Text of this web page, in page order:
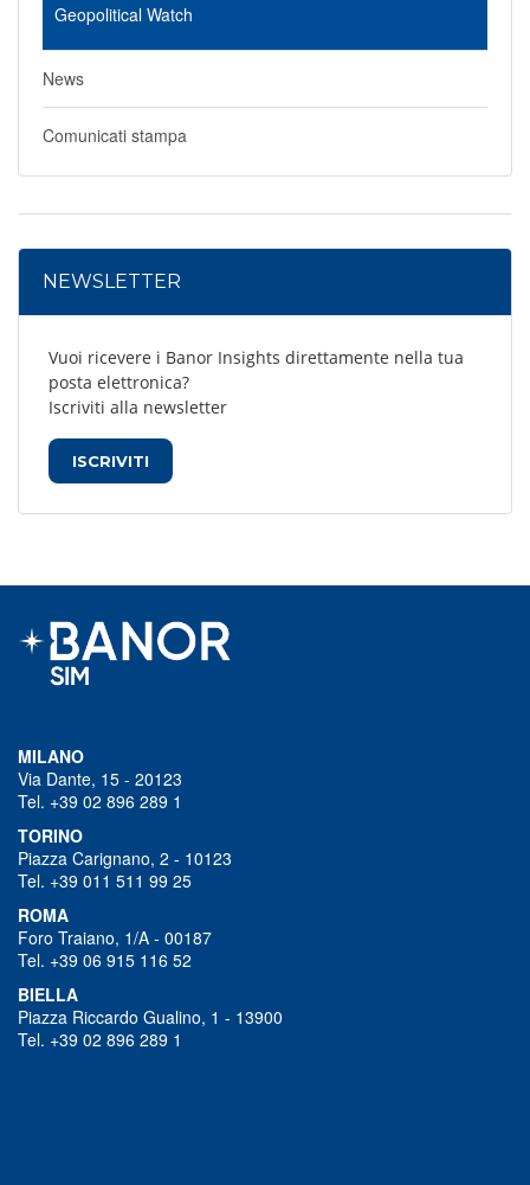
Geopolitical Watch
News
Comunicati stampa
NEWSLETTER
Vuoi ricevere i Banor Insights direttamente nella tua
posta elettronica?
Iscriviti alla newsletter
ISCRIVITI
MILANO
Via Dante, 15 - 20123
Tel. +39 02 896 289 1
TORINO
Piazza Carignano, 2 - 10123
Tel. +39 011 511 99 25
ROMA
Foro Traiano, 1/A - 00187
Tel. +39 06 915 116 52
BIELLA
Piazza Riccardo Gualino, 1 - 13900
Tel. +39 02 896 289 1